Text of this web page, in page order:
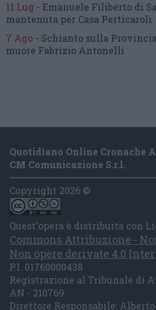
11 Lug - Emanuele Filiberto di
mantenuta per Casa Perticaroli
7 Ago - Schianto sulla
muore Fabrizio Antonelli
Quotidiano Online Cronache
CM Comunicazione S.r.l.
Copyright 2026 ©
Quest'opera è distribuita con
Commons Attribuzione -
Non opere derivate 4.0
P.I. 01760000438
Registrazione al Tribunale di
AN - 210769
Direttore Responsabile: